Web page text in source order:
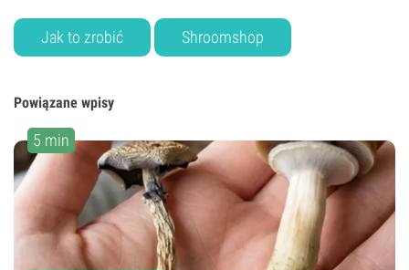
Jak to zrobić Shroomshop
Powiązane wpisy
5 min